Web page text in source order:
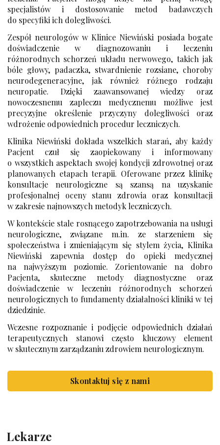
Poradnia Stomatologiczna
Poradnia Urologiczna
Poradnia Urologii Dziecięcej
M
dr n. med. Adam Marcheluk
lek. Andrzej Mydlak
lek. Anna Mazur
lek. Anna Małek-Jaczewska
lek. Stanisław Mazur
lek. Weronika Mydlińska
N
lek. dent. Adela Niewińska-Pachulska
P
lek. Magdalena Plewko
lek. Zbigniew Pawlak
lek. dent. Michał Perkowski
R
lek. Mikołaj Romańczuk
lek. dent. Justyna Radzikowska
lek. dent. Malwina Rombel
S
dr n. med. Krzysztof Szalecki
lek. Michał Smoczyk
lek. Grzegorz Torba
O
Cennik - Ortopedia
P
Cennik - Pediatria
Cennik - Psychiatria
S
Cennik - Stomatologia
U
Cennik - Urologia
Cennik - Urologia Dziecięca
specjalistów i dostosowanie metod badawczych
do specyfiki ich dolegliwości.
Zespół neurologów w Klinice Niewiński posiada bogate
doświadczenie w diagnozowaniu i leczeniu
różnorodnych schorzeń układu nerwowego, takich jak
bóle głowy, padaczka, stwardnienie rozsiane, choroby
neurodegeneracyjne, jak również różnego rodzaju
neuropatie. Dzięki zaawansowanej wiedzy oraz
nowoczesnemu zapleczu medycznemu możliwe jest
precyzyjne określenie przyczyny dolegliwości oraz
wdrożenie odpowiednich procedur leczniczych.
Klinika Niewiński dokłada wszelkich starań, aby każdy
Pacjent czuł się zaopiekowany i informowany
o wszystkich aspektach swojej kondycji zdrowotnej oraz
planowanych etapach terapii. Oferowane przez klinikę
konsultacje neurologiczne są szansą na uzyskanie
profesjonalnej oceny stanu zdrowia oraz konsultacji
w zakresie najnowszych metodyk leczniczych.
W kontekście stale rosnącego zapotrzebowania na usługi
neurologiczne, związane m.in. ze starzeniem się
społeczeństwa i zmieniającym się stylem życia, Klinika
Niewiński zapewnia dostęp do opieki medycznej
na najwyższym poziomie. Zorientowanie na dobro
Pacjenta, skuteczne metody diagnostyczne oraz
doświadczenie w leczeniu różnorodnych schorzeń
neurologicznych to fundamenty działalności kliniki w tej
dziedzinie.
Wczesne rozpoznanie i podjęcie odpowiednich działań
terapeutycznych stanowi często kluczowy element
w skutecznym zarządzaniu zdrowiem neurologicznym.
Skontaktuj się z nami
Lekarze